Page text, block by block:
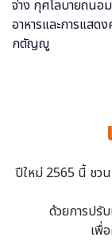
ปีใหม่ 2565 นี้ ชว
ด้วยการปรั
เพื่